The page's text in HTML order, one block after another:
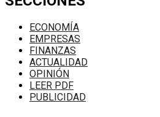
ECONOMÍA
EMPRESAS
FINANZAS
ACTUALIDAD
OPINIÓN
LEER PDF
PUBLICIDAD